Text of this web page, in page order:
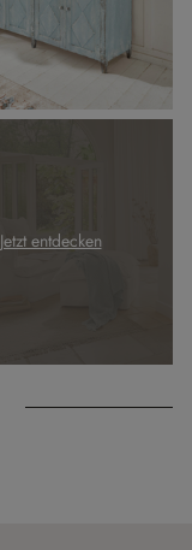
Jetzt entdecken